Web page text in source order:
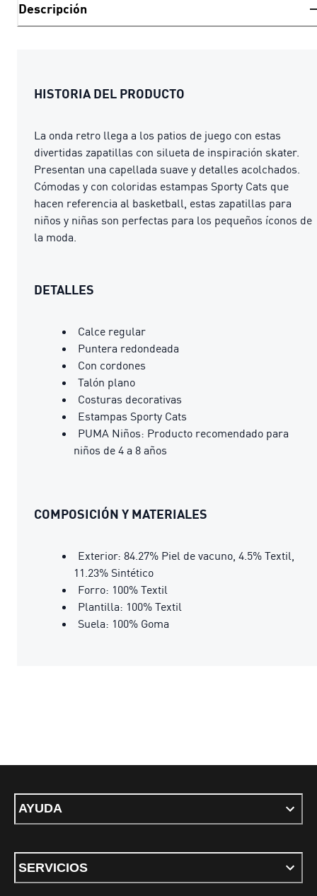
Descripción
HISTORIA DEL PRODUCTO
La onda retro llega a los patios de juego con estas
divertidas zapatillas con silueta de inspiración skater.
Presentan una capellada suave y detalles acolchados.
Cómodas y con coloridas estampas Sporty Cats que
hacen referencia al basketball, estas zapatillas para
niños y niñas son perfectas para los pequeños íconos de
la moda.
DETALLES
Calce regular
Puntera redondeada
Con cordones
Talón plano
Costuras decorativas
Estampas Sporty Cats
PUMA Niños: Producto recomendado para
niños de 4 a 8 años
COMPOSICIÓN Y MATERIALES
Exterior: 84.27% Piel de vacuno, 4.5% Textil,
11.23% Sintético
Forro: 100% Textil
Plantilla: 100% Textil
Suela: 100% Goma
AYUDA
SERVICIOS